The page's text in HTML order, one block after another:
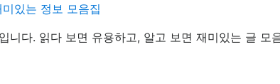
있는 정보 모음집
니다. 읽다 보면 유용하고, 알고 보면 재미있는 글 모